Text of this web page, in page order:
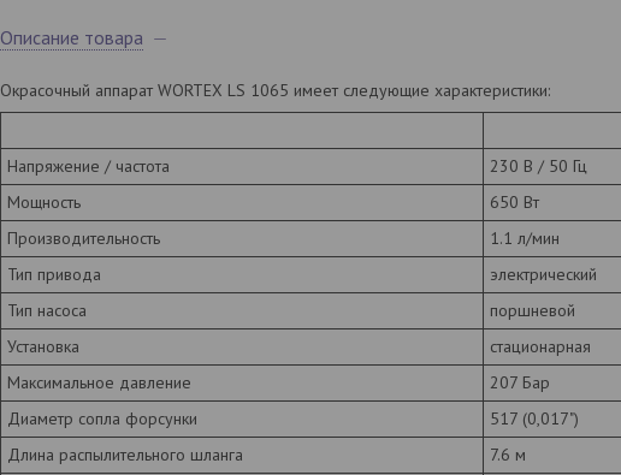
Описание товара
Окрасочный аппарат WORTEX LS 1065 имеет следующие характеристики:
Напряжение / частота
230 В / 50 Гц
Мощность
650 Вт
Производительность
1.1 л/мин
Тип привода
электрический
Тип насоса
поршневой
Установка
стационарная
Максимальное давление
207 Бар
Диаметр сопла форсунки
517 (0,017")
Длина распылительного шланга
7.6 м